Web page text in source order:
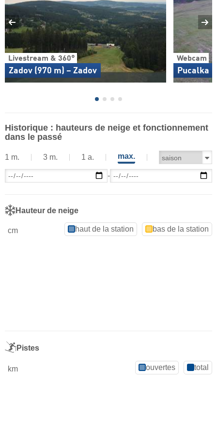
Livestream & 360°
Zadov (970 m) – Zadov
Webcam
Pucalka
Historique : hauteurs de neige et fonctionnement
dans le passé
1 m. 3 m. 1 a. max.
-
Hauteur de neige
cm haut de la station bas de la station
Pistes
km ouvertes total